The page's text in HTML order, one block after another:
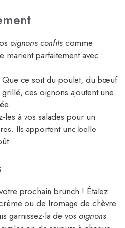
oignons confits comme
marient parfaitement avec :
Que ce soit du poulet, du bœuf
ces oignons ajoutent une
les à vos salades pour un
Ils apportent une belle
prochain brunch ! Étalez
ou de fromage de chèvre
garnissez-la de vos oignons